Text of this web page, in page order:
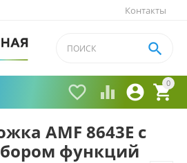
Контакты
0


 

AMF 8643E с
функций